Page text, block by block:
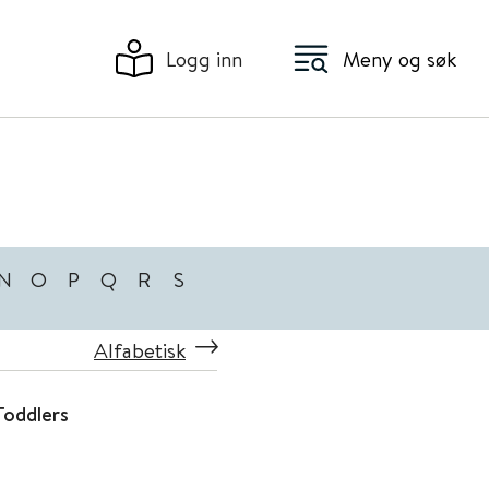
Logg inn Meny og søk
O P Q R S
Alfabetisk